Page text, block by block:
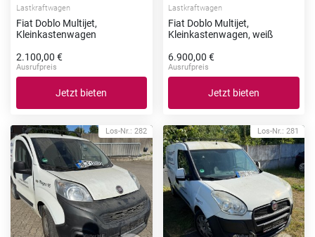
Lastkraftwagen
Fiat Doblo Multijet,
Kleinkastenwagen
2.100,00 €
Ausrufpreis
Jetzt bieten
Lastkraftwagen
Fiat Doblo Multijet,
Kleinkastenwagen, weiß
6.900,00 €
Ausrufpreis
Jetzt bieten
Los-Nr.: 282 Los-Nr.: 281